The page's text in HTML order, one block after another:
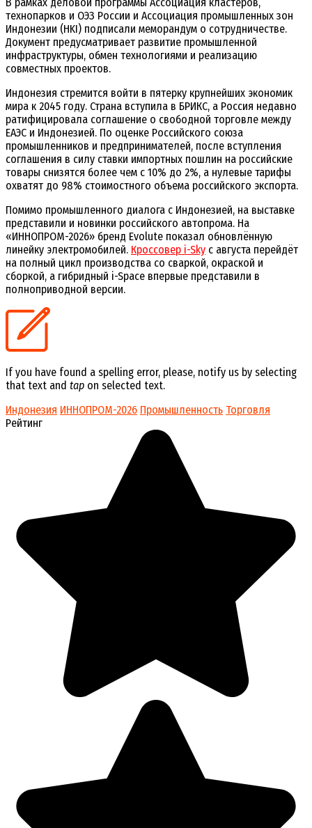
технопарков и ОЭЗ России и Ассоциация промышленных зон
Индонезии (HKI) подписали меморандум о сотрудничестве.
Документ предусматривает развитие промышленной
инфраструктуры, обмен технологиями и реализацию
совместных проектов.
Индонезия стремится войти в пятерку крупнейших экономик
мира к 2045 году. Страна вступила в БРИКС, а Россия недавно
ратифицировала соглашение о свободной торговле между
ЕАЭС и Индонезией. По оценке Российского союза
промышленников и предпринимателей, после вступления
соглашения в силу ставки импортных пошлин на российские
товары снизятся более чем с 10% до 2%, а нулевые тарифы
охватят до 98% стоимостного объема российского экспорта.
Помимо промышленного диалога с Индонезией, на выставке
представили и новинки российского автопрома. На
«ИННОПРОМ-2026» бренд Evolute показал обновлённую
линейку электромобилей. Кроссовер i-Sky с августа перейдёт
на полный цикл производства со сваркой, окраской и
сборкой, а гибридный i-Space впервые представили в
полноприводной версии.
If you have found a spelling error, please, notify us by selecting
that text and tap on selected text.
Индонезия ИННОПРОМ-2026 Промышленность Торговля
Рейтинг